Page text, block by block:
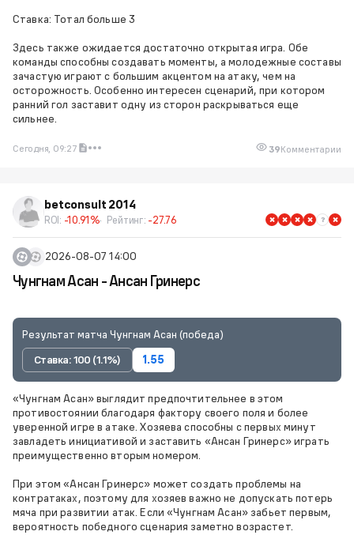
Ставка: Тотал больше 3
Здесь также ожидается достаточно открытая игра. Обе
команды способны создавать моменты, а молодежные составы
зачастую играют с большим акцентом на атаку, чем на
осторожность. Особенно интересен сценарий, при котором
ранний гол заставит одну из сторон раскрываться еще
сильнее.
Сегодня, 09:27 39Комментарии
betconsult 2014
ROI: -10.91% Рейтинг: -27.76
2026-08-07 14:00
Чунгнам Асан - Ансан Гринерс
Результат матча Чунгнам Асан (победа)
Ставка: 100 (1.1%)
1.55
«Чунгнам Асан» выглядит предпочтительнее в этом
противостоянии благодаря фактору своего поля и более
уверенной игре в атаке. Хозяева способны с первых минут
завладеть инициативой и заставить «Ансан Гринерс» играть
преимущественно вторым номером.
При этом «Ансан Гринерс» может создать проблемы на
контратаках, поэтому для хозяев важно не допускать потерь
мяча при развитии атак. Если «Чунгнам Асан» забьет первым,
вероятность победного сценария заметно возрастет.